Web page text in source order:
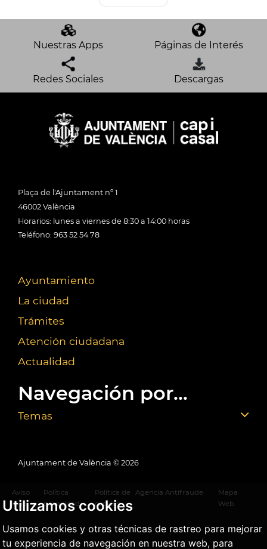
Utilizamos cookies
Usamos cookies y otras técnicas de rastreo para mejorar
tu experiencia de navegación en nuestra web, para
Nuestras Apps Páginas de Interés
Redes Sociales Descargas
Plaça de l'Ajuntament nº 1
46002 València
Horarios: lunes a viernes de 8:30 a 14:00 horas
Teléfono: 963 52 54 78
Ayuntamiento
La ciudad
Trámites
Atención ciudadana
Actualidad
Navegación por...
Temas
Ajuntament de València © 2026
Aviso
legal
Política
privacidad
Política de
cookies
Agencia Antifraude
Mapa
Web